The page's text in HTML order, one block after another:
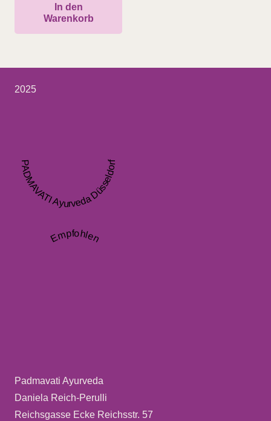
In den
Warenkorb
2025
PADMAVATI Ayurveda Düsseldorf
Empfohlen
Padmavati Ayurveda
Daniela Reich-Perulli
Reichsgasse Ecke Reichsstr. 57